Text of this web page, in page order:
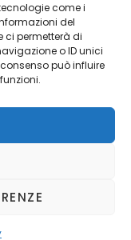
come i
del
ci permetterà di
o ID unici
può influire
Reserved.